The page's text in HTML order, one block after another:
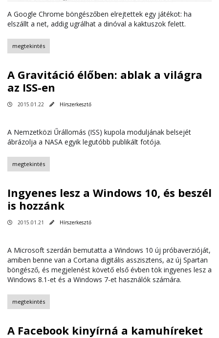
A Google Chrome böngészőben elrejtettek egy játékot: ha
elszállt a net, addig ugrálhat a dinóval a kaktuszok felett.
megtekintés
A Gravitáció élőben: ablak a világra
az ISS-en
2015.01.22 Hírszerkesztő
A Nemzetközi Űrállomás (ISS) kupola moduljának belsejét
ábrázolja a NASA egyik legutóbb publikált fotója.
megtekintés
Ingyenes lesz a Windows 10, és beszél
is hozzánk
2015.01.21 Hírszerkesztő
A Microsoft szerdán bemutatta a Windows 10 új próbaverzióját,
amiben benne van a Cortana digitális asszisztens, az új Spartan
böngésző, és megjelenést követő első évben tök ingyenes lesz a
Windows 8.1-et és a Windows 7-et használók számára.
megtekintés
A Facebook kinyírná a kamuhíreket